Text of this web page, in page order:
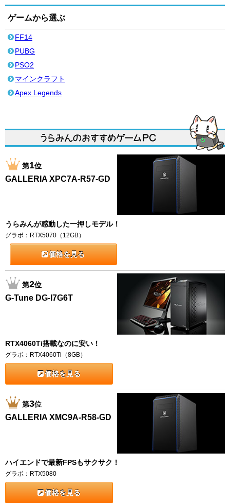
ゲームから選ぶ
FF14
PUBG
PSO2
マインクラフト
Apex Legends
第1位
GALLERIA XPC7A-R57-GD
うらみんが感動した一押しモデル！
グラボ：RTX5070（12GB）
価格を見る
第2位
G-Tune DG-I7G6T
RTX4060Ti搭載なのに安い！
グラボ：RTX4060Ti（8GB）
価格を見る
第3位
GALLERIA XMC9A-R58-GD
ハイエンドで最新FPSもサクサク！
グラボ：RTX5080
価格を見る